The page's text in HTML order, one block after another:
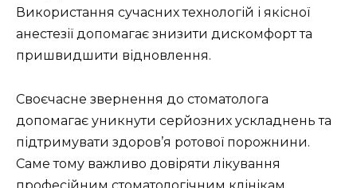
Використання сучасних технологій і якісної
анестезії допомагає знизити дискомфорт та
пришвидшити відновлення.
Своєчасне звернення до стоматолога
допомагає уникнути серйозних ускладнень та
підтримувати здоров’я ротової порожнини.
Саме тому важливо довіряти лікування
професійним стоматологічним клінікам.